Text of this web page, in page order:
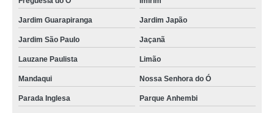
Jardim Guarapiranga Jardim Japão
Jardim São Paulo Jaçanã
Lauzane Paulista Limão
Mandaqui Nossa Senhora do Ó
Parada Inglesa Parque Anhembi